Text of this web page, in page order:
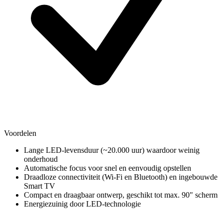
Voordelen
Lange LED-levensduur (~20.000 uur) waardoor weinig
onderhoud
Automatische focus voor snel en eenvoudig opstellen
Draadloze connectiviteit (Wi‑Fi en Bluetooth) en ingebouwde
Smart TV
Compact en draagbaar ontwerp, geschikt tot max. 90" scherm
Energiezuinig door LED-technologie